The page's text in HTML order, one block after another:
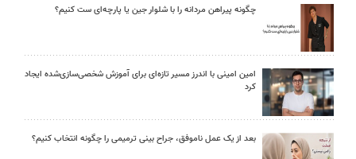
چگونه پیراهن مردانه را با شلوار جین یا پارچه‌ای ست کنیم؟
امین امینی با اندرز مسیر تازه‌ای برای آموزش شخصی‌سازی‌شده ایجاد
کرد
بعد از یک عمل ناموفق، جراح بینی ترمیمی را چگونه انتخاب کنیم؟